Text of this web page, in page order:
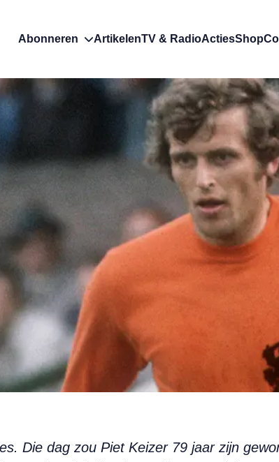
Abonneren ArtikelenTV & RadioActiesShop
Die dag zou Piet Keizer 79 jaar zijn